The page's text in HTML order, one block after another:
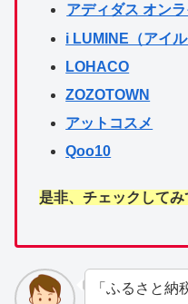
アディダス オン
i LUMINE（アイル
LOHACO
ZOZOTOWN
アットコスメ
Qoo10
是非、チェックしてみ
「ふるさと納